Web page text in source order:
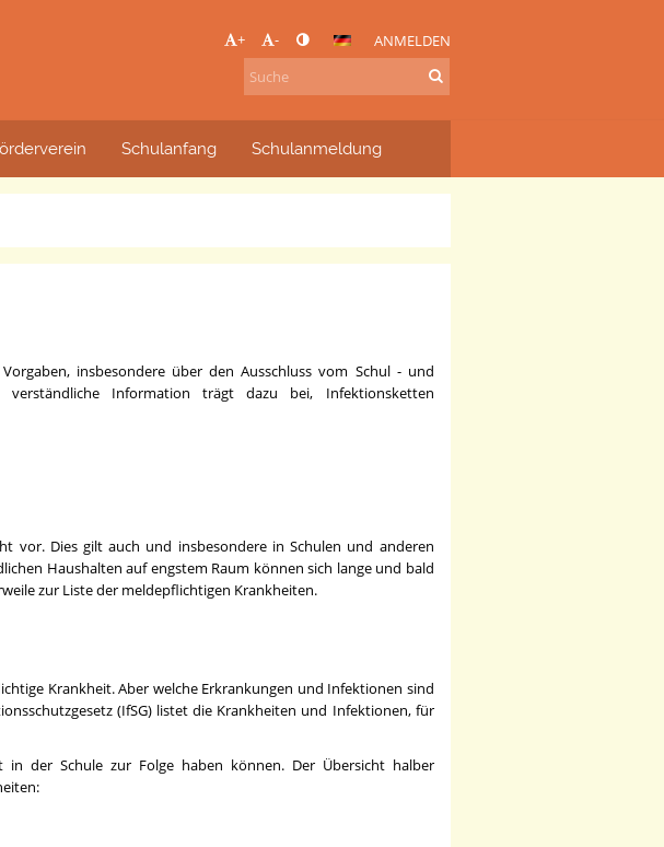
+ - ANMELDEN
Schulanfang Schulanmeldung
insbesondere über den Ausschluss vom Schul - und
verständliche Information trägt dazu bei, Infektionsketten
vor. Dies gilt auch und insbesondere in Schulen und anderen
Haushalten auf engstem Raum können sich lange und bald
zur Liste der meldepflichtigen Krankheiten.
Krankheit. Aber welche Erkrankungen und Infektionen sind
(IfSG) listet die Krankheiten und Infektionen, für
der Schule zur Folge haben können. Der Übersicht halber